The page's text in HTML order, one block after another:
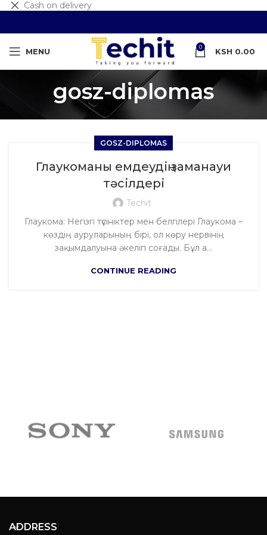
MENU 0 KSH 0.00
gosz-diplomas
GOSZ-DIPLOMAS
Глаукоманы емдеудің заманауи
тәсілдері
Techit
Глаукома: Негізгі түсініктер мен белгілері Глаукома –
көздің ауруларының бірі, ол көру нервінің
зақымдалуына әкеліп соғады. Бұл а...
CONTINUE READING
ADDRESS
Cash on delivery